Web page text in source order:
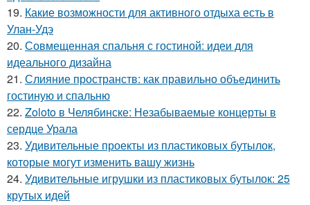
19. Какие возможности для активного отдыха есть в
Улан-Удэ
20. Совмещенная спальня с гостиной: идеи для
идеального дизайна
21. Слияние пространств: как правильно объединить
гостиную и спальню
22. Zoloto в Челябинске: Незабываемые концерты в
сердце Урала
23. Удивительные проекты из пластиковых бутылок,
которые могут изменить вашу жизнь
24. Удивительные игрушки из пластиковых бутылок: 25
крутых идей